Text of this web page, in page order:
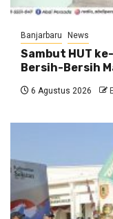
Banjarbaru News
Sambut HUT
Bersih-Bersih
6 Agustus 2026